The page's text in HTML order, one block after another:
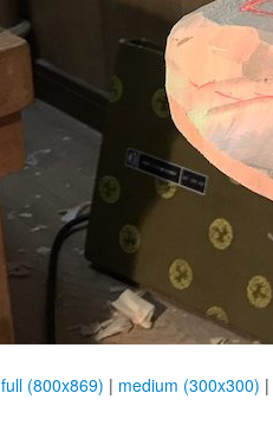
full (800x869) | medium (300x300) |